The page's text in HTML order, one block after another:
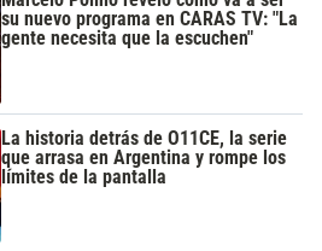
su nuevo programa en CARAS TV: "La
gente necesita que la escuchen"
La historia detrás de O11CE, la serie
que arrasa en Argentina y rompe los
límites de la pantalla